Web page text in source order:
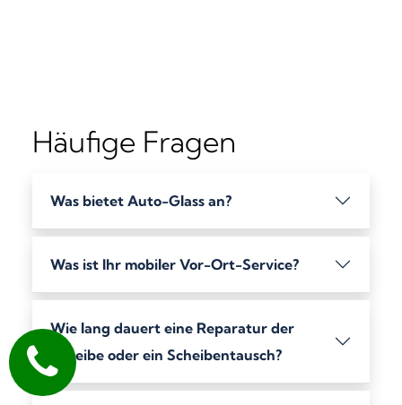
Häufige Fragen
Was bietet Auto-Glass an?
Was ist Ihr mobiler Vor-Ort-Service?
Wie lang dauert eine Reparatur der
Scheibe oder ein Scheibentausch?